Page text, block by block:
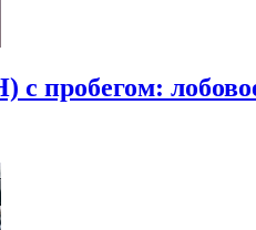
пробегом: